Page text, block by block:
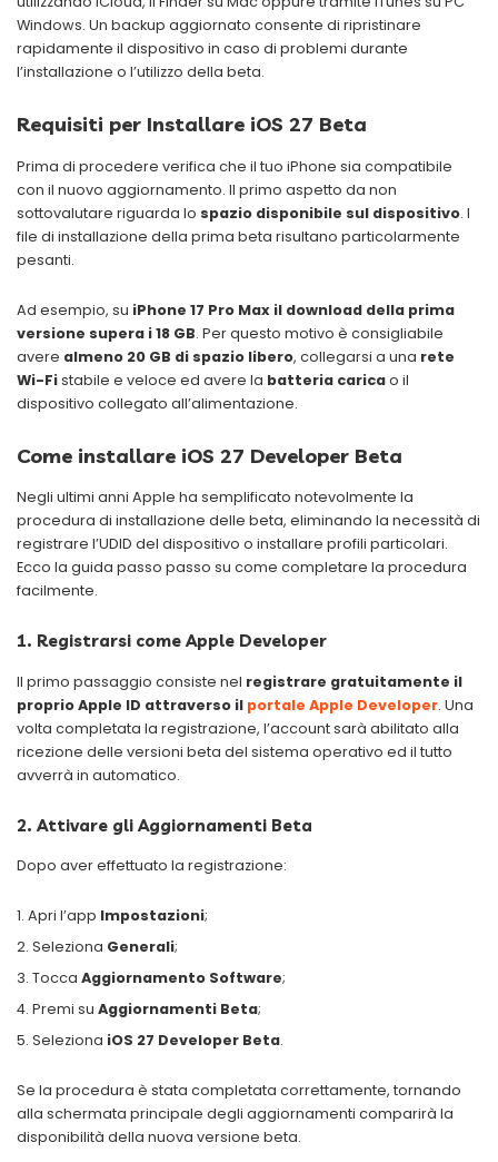
Windows. Un backup aggiornato consente di ripristinare
rapidamente il dispositivo in caso di problemi durante
l’installazione o l’utilizzo della beta.
Requisiti per Installare iOS 27 Beta
Prima di procedere verifica che il tuo iPhone sia compatibile
con il nuovo aggiornamento. Il primo aspetto da non
sottovalutare riguarda lo spazio disponibile sul dispositivo. I
file di installazione della prima beta risultano particolarmente
pesanti.
Ad esempio, su iPhone 17 Pro Max il download della prima
versione supera i 18 GB. Per questo motivo è consigliabile
avere almeno 20 GB di spazio libero, collegarsi a una rete
Wi-Fistabile e veloce ed avere la batteria caricao il
dispositivo collegato all’alimentazione.
Come installare iOS 27 Developer Beta
Negli ultimi anni Apple ha semplificato notevolmente la
procedura di installazione delle beta, eliminando la necessità di
registrare l’UDID del dispositivo o installare profili particolari.
Ecco la guida passo passo su come completare la procedura
facilmente.
1. Registrarsi come Apple Developer
Il primo passaggio consiste nel registrare gratuitamente il
proprio Apple ID attraverso il portale Apple Developer. Una
volta completata la registrazione, l’account sarà abilitato alla
ricezione delle versioni beta del sistema operativo ed il tutto
avverrà in automatico.
2. Attivare gli Aggiornamenti Beta
Dopo aver effettuato la registrazione:
Apri l’app Impostazioni;
Seleziona Generali;
Tocca Aggiornamento Software;
Premi su Aggiornamenti Beta;
Seleziona iOS 27 Developer Beta.
Se la procedura è stata completata correttamente, tornando
alla schermata principale degli aggiornamenti comparirà la
disponibilità della nuova versione beta.